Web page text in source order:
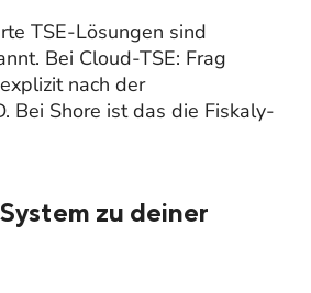
TSE-Lösungen sind
Bei Cloud-TSE: Frag
nach der
Bei Shore ist das die Fiskaly-
zu deiner